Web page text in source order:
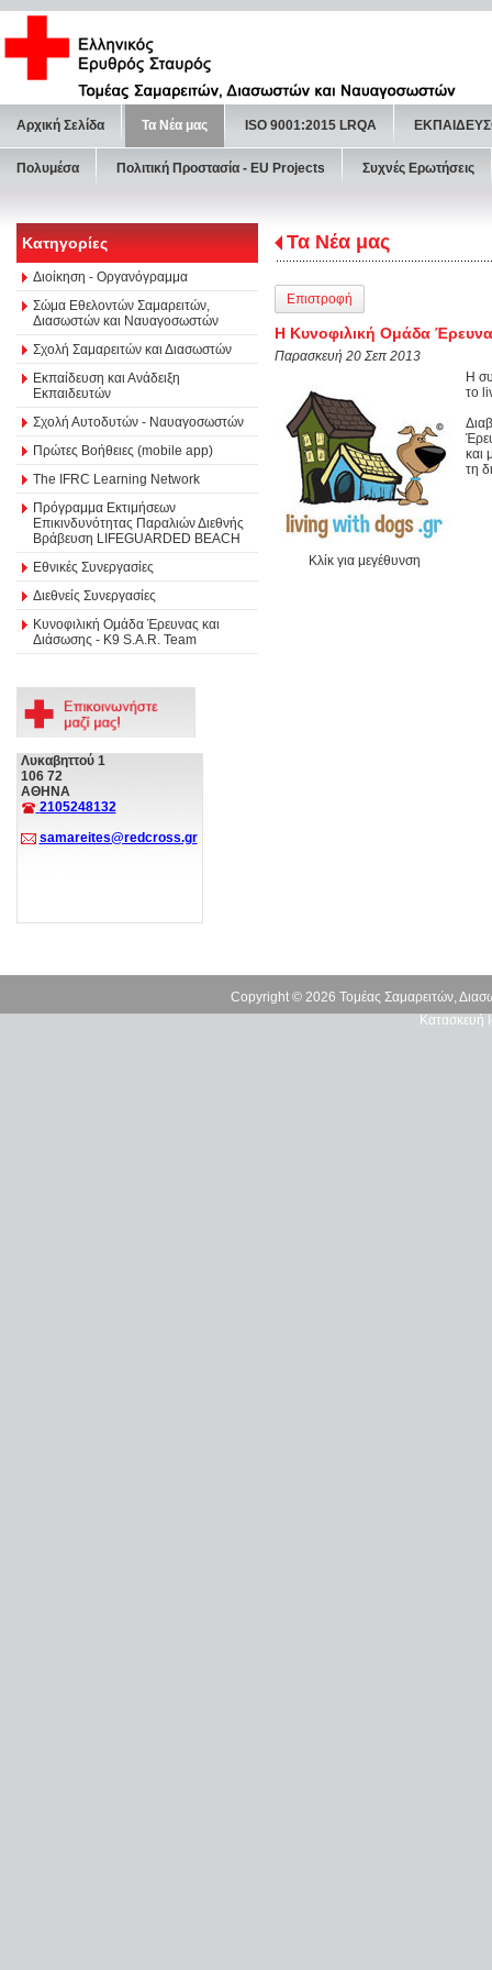
Αρχική Σελίδα Τα Νέα μας ISO 9001:2015 LRQA
Πολυμέσα Πολιτική Προστασία - ΕU Projects Συχνές Ερωτήσεις
Κατηγορίες
Διοίκηση - Οργανόγραμμα
Σώμα Εθελοντών Σαμαρειτών,
Διασωστών και Ναυαγοσωστών
Σχολή Σαμαρειτών και Διασωστών
Εκπαίδευση και Ανάδειξη
Εκπαιδευτών
Σχολή Αυτοδυτών - Ναυαγοσωστών
Πρώτες Βοήθειες (mobile app)
The IFRC Learning Network
Πρόγραμμα Εκτιμήσεων
Επικινδυνότητας Παραλιών Διεθνής
Βράβευση LIFEGUARDED BEACH
Εθνικές Συνεργασίες
Διεθνείς Συνεργασίες
Κυνοφιλική Ομάδα Έρευνας και
Διάσωσης - Κ9 S.A.R. Team
Λυκαβηττού 1
106 72
ΑΘΗΝΑ
2105248132
samareites@redcross.gr
Τα Νέα μας
Επιστροφή
Η Κυνοφιλική Ομάδα
Παρασκευή 20 Σεπ 2013
Κλίκ για μεγέθυνση
Η
το
και
τη
Copyright © 2026 Τομέας Σαμαρειτών,
Κατασκευή